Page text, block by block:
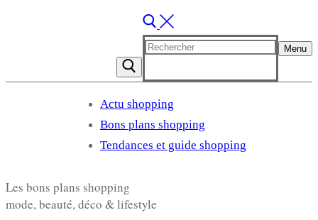
Rechercher
Menu
Actu shopping
Bons plans shopping
Tendances et guide shopping
Les bons plans shopping
mode, beauté, déco & lifestyle